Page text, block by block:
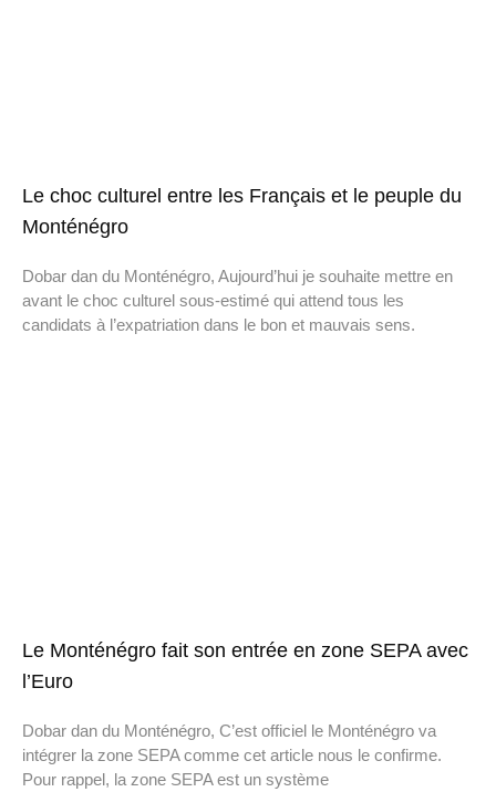
Le choc culturel entre les Français et le peuple du
Monténégro
Dobar dan du Monténégro, Aujourd’hui je souhaite mettre en
avant le choc culturel sous-estimé qui attend tous les
candidats à l’expatriation dans le bon et mauvais sens.
Le Monténégro fait son entrée en zone SEPA avec
l’Euro
Dobar dan du Monténégro, C’est officiel le Monténégro va
intégrer la zone SEPA comme cet article nous le confirme.
Pour rappel, la zone SEPA est un système